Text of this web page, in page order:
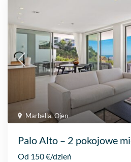
Marbella,Ojen
Palo Alto – 2 pokojowe
Od 150 €/dzień